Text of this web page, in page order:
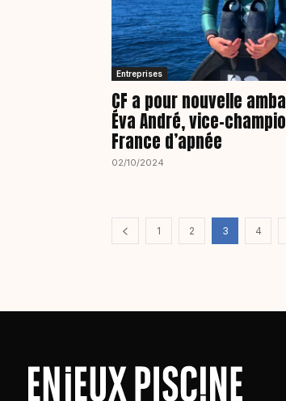
Entreprises
CF a pour nouvelle
Éva André, vice-
France d’apnée
02/10/2024
1 2 3 4